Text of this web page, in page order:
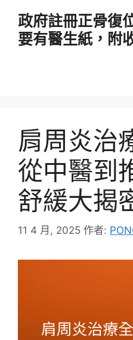
政府註冊正骨復
要有醫生紙，附
肩周炎治
從中醫到
舒緩大揭
11 4 月, 2025 作者: